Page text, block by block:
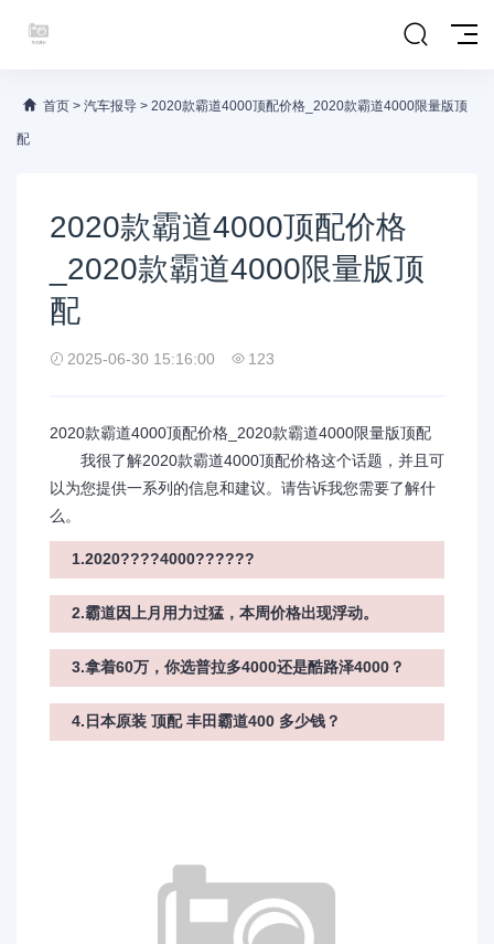
首页 > 汽车报导 > 2020款霸道4000顶配价格_2020款霸道4000限量版顶
配
2020款霸道4000顶配价格
_2020款霸道4000限量版顶
配
2025-06-30 15:16:00 123
2020款霸道4000顶配价格_2020款霸道4000限量版顶配
我很了解2020款霸道4000顶配价格这个话题，并且可
以为您提供一系列的信息和建议。请告诉我您需要了解什
么。
1.2020????4000??????
2.霸道因上月用力过猛，本周价格出现浮动。
3.拿着60万，你选普拉多4000还是酷路泽4000？
4.日本原装 顶配 丰田霸道400 多少钱？